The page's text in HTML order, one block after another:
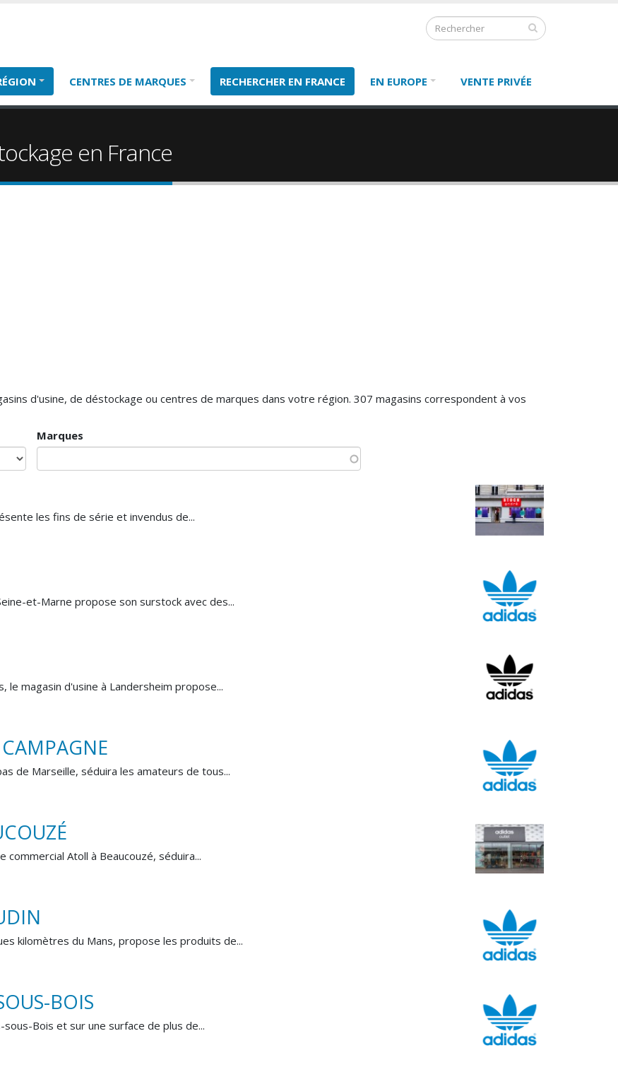
CENTRES DE MARQUES RECHERCHER EN FRANCE EN EUROPE VENTE PRIVÉE
en France
d'usine, de déstockage ou centres de marques dans votre région. 307 magasins correspondent à vos
Marques
les fins de série et invendus de...
et-Marne propose son surstock avec des...
magasin d'usine à Landersheim propose...
de Marseille, séduira les amateurs de tous...
Atoll à Beaucouzé, séduira...
kilomètres du Mans, propose les produits de...
BOIS
sous-Bois et sur une surface de plus de...